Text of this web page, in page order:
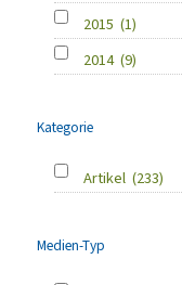
2015 (1)
2014 (9)
Kategorie
Artikel (233)
Medien-Typ